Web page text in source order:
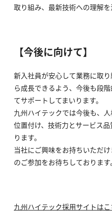
取り組み、最新技術への理解を
【今後に向けて】
新入社員が安心して業務に取
ら成長できるよう、今後も段
てサポートしてまいります。
九州ハイテックでは今後も、
位置付け、技術力とサービス
ります。
当社にご興味をお持ちいただ
のご参加をお待ちしております。
九州ハイテック採用サイトはこ